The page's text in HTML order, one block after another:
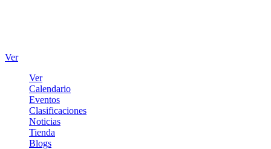
Ver
Ver
Calendario
Eventos
Clasificaciones
Noticias
Tienda
Blogs